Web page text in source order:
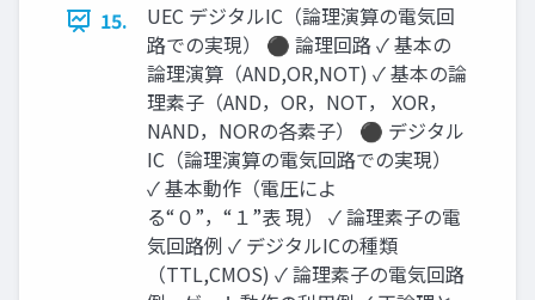
15.
UEC デジタルIC（論理演算の電気回
路での実現） ⚫ 論理回路 ✓ 基本の
論理演算（AND,OR,NOT) ✓ 基本の論
理素子（AND，OR，NOT， XOR，
NAND，NORの各素子） ⚫ デジタル
IC（論理演算の電気回路での実現）
✓ 基本動作（電圧によ
る“０”，“１”表 現） ✓ 論理素子の電
気回路例 ✓ デジタルICの種類
（TTL,CMOS) ✓ 論理素子の電気回路